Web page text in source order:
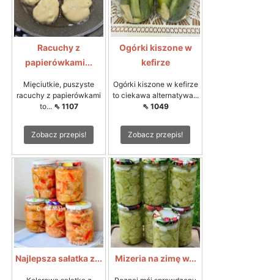
Racuchy z
papierówkami...
Mięciutkie, puszyste
racuchy z papierówkami
to... ⇖ 1107
Zobacz przepis!
Ogórki kiszone w
kefirze
Ogórki kiszone w kefirze
to ciekawa alternatywa...
⇖ 1049
Zobacz przepis!
Najlepsza sałatka z... Mizeria na zimę w...